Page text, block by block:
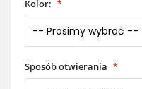
Kolor:
Sposób otwierania